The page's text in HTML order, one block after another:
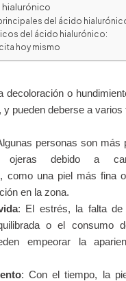
hialurónico
del ácido
del ácido hialurónico:
hoy mismo
decoloración o
y pueden deberse a varios
personas son más
ojeras debido a
como una piel más fina
en la zona.
: El estrés, la falta de
o el consumo
empeorar la
: Con el tiempo, la